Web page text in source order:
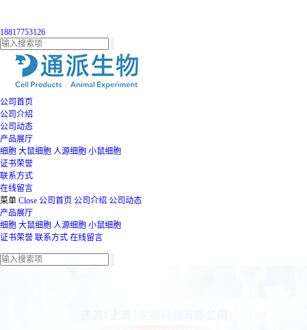
18817753126
公司首页
公司介绍
公司动态
产品展厅
细胞 大鼠细胞 人源细胞 小鼠细胞
证书荣誉
联系方式
在线留言
菜单 Close 公司首页 公司介绍 公司动态
产品展厅
细胞 大鼠细胞 人源细胞 小鼠细胞
证书荣誉 联系方式 在线留言